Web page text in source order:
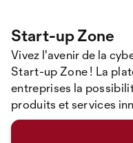
Start-up Zone
Vivez l'avenir de la
Start-up Zone ! La
entreprises la
produits et services